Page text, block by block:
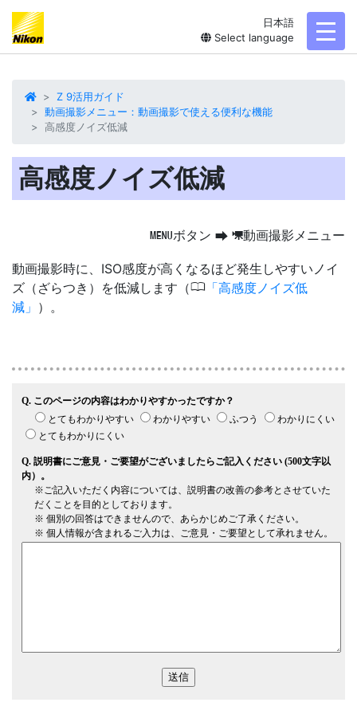
日本語
Select language
Z 9活用ガイド
動画撮影メニュー：動画撮影で使える便利な機能
高感度ノイズ低減
高感度ノイズ低減
Gボタン U 1動画撮影メニュー
動画撮影時に、ISO感度が高くなるほど発生しやすい ノイ
ズ（ざらつき）を低減します（0
高感度ノイズ低
減
）。